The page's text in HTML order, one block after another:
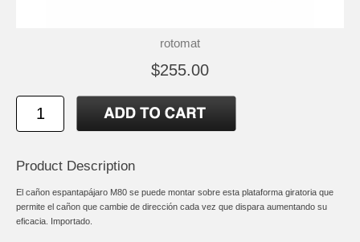
rotomat
$255.00
Product Description
El cañon espantapájaro M80 se puede montar sobre esta plataforma giratoria que
permite el cañon que cambie de dirección cada vez que dispara aumentando su
eficacia. Importado.